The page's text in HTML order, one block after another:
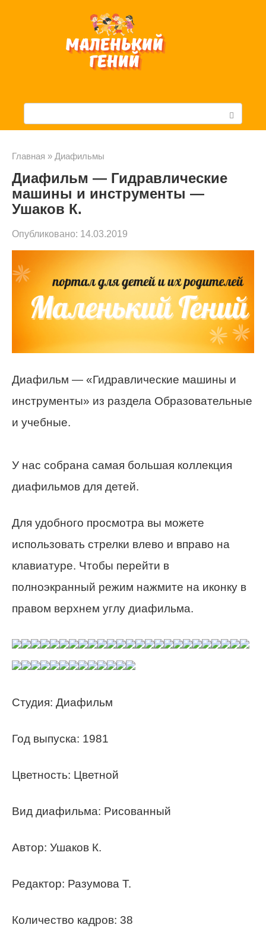
с
к
Главная » Диафильмы
Диафильм — Гидравлические
машины и инструменты —
Ушаков К.
Опубликовано: 14.03.2019
Диафильм — «Гидравлические машины и
инструменты» из раздела Образовательные
и учебные.
У нас собрана самая большая коллекция
диафильмов для детей.
Для удобного просмотра вы можете
использовать стрелки влево и вправо на
клавиатуре. Чтобы перейти в
полноэкранный режим нажмите на иконку в
правом верхнем углу диафильма.
Студия: Диафильм
Год выпуска: 1981
Цветность: Цветной
Вид диафильма: Рисованный
Автор: Ушаков К.
Редактор: Разумова Т.
Количество кадров: 38